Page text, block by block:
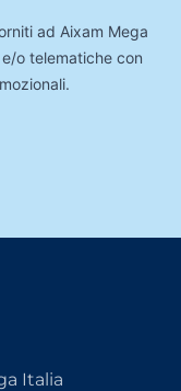
ad Aixam Mega
o telematiche con
Italia